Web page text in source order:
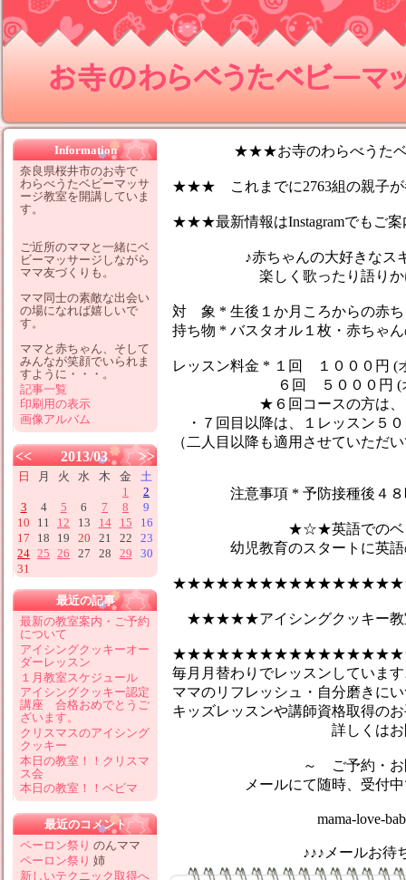
お寺のわらべうたベビーマッ
★★★お寺のわらべうたベ
★★★ これまでに2763組の親子が
★★★最新情報はInstagramでもご案
♪赤ちゃんの大好きなスキン
楽しく歌ったり語りかけな
対 象 * 生後１か月ころからの赤ち
持ち物 * バスタオル１枚・赤ちゃ
レッスン料金 * １回 １０００円 (
６回 ５０００円 (オイ
★６回コースの方は、１レ
・７回目以降は、１レッスン５
（二人目以降も適用させていただ
注意事項 * 予防接種後４８時
★☆★英語でのベビーマ
幼児教育のスタートに英語の
★★★★★アイシングクッキー
毎月月替わりでレッスンしていま
ママのリフレッシュ・自分磨きに
キッズレッスンや講師資格取得の
詳しくはお問合せ
～ ご予約・お問い
メールにて随時、受付中で
mama-love-
♪♪♪メールお待ちして
Information
奈良県桜井市のお寺で
わらべうたベビーマッサ
ージ教室を開講していま
す。
ご近所のママと一緒にベ
ビーマッサージしながら
ママ友づくりも。
ママ同士の素敵な出会い
の場になれば嬉しいで
す。
ママと赤ちゃん、そして
みんなが笑顔でいられま
すように・・・。
記事一覧
印刷用の表示
画像アルバム
<< 2013/03 >>
日 月 火 水 木 金
土
1
2
3
4 5 6 7 8
9
10
11 12 13 14 15
16
17
18 19 20 21 22
23
24 25 26 27 28 29
30
31
最近の記事
最新の教室案内・ご予約
について
アイシングクッキーオー
ダーレッスン
１月教室スケジュール
アイシングクッキー認定
講座 合格おめでとうご
ざいます。
クリスマスのアイシング
クッキー
本日の教室！！クリスマ
ス会
本日の教室！！ベビマ
最近のコメント
ペーロン祭り のんママ
ペーロン祭り 姉
新しいテクニック取得へ